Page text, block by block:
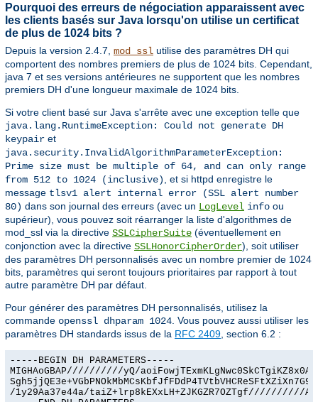
Pourquoi des erreurs de négociation apparaissent avec
les clients basés sur Java lorsqu'on utilise un certificat
de plus de 1024 bits ?
Depuis la version 2.4.7, mod_ssl utilise des paramètres DH qui
comportent des nombres premiers de plus de 1024 bits. Cependant,
java 7 et ses versions antérieures ne supportent que les nombres
premiers DH d'une longueur maximale de 1024 bits.
Si votre client basé sur Java s'arrête avec une exception telle que
java.lang.RuntimeException: Could not generate DH
keypair et
java.security.InvalidAlgorithmParameterException:
Prime size must be multiple of 64, and can only range
from 512 to 1024 (inclusive), et si httpd enregistre le
message tlsv1 alert internal error (SSL alert number
80) dans son journal des erreurs (avec un LogLevel info ou
supérieur), vous pouvez soit réarranger la liste d'algorithmes de
mod_ssl via la directive SSLCipherSuite (éventuellement en
conjonction avec la directive SSLHonorCipherOrder), soit utiliser
des paramètres DH personnalisés avec un nombre premier de 1024
bits, paramètres qui seront toujours prioritaires par rapport à tout
autre paramètre DH par défaut.
Pour générer des paramètres DH personnalisés, utilisez la
commande openssl dhparam 1024. Vous pouvez aussi utiliser les
paramètres DH standards issus de la RFC 2409, section 6.2 :
-----BEGIN DH PARAMETERS-----
MIGHAoGBAP//////////yQ/
/1y29Aa37e44a/taiZ+lrp8kEXxLH+ZJKGZR7OZTgf//////////